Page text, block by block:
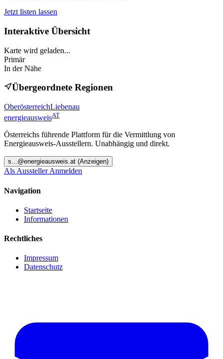
Jetzt listen lassen
Interaktive Übersicht
Karte wird geladen...
Primär
In der Nähe
Übergeordnete Regionen
OberösterreichLiebenau
energieausweisAT
Österreichs führende Plattform für die Vermittlung von
Energieausweis-Ausstellern. Unabhängig und direkt.
s...@energieausweis.at (Anzeigen)
Als Aussteller Anmelden
Navigation
Startseite
Informationen
Rechtliches
Impressum
Datenschutz